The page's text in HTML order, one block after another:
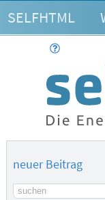
SELFHTML
neuer Beitrag
Suchbegriff